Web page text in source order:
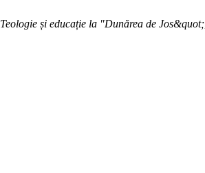
Teologie și educație la "Dunărea de Jos&quot;